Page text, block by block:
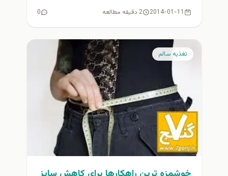
2014-01-11 2 دقیقه مطالعه 0
تغذيه سالم